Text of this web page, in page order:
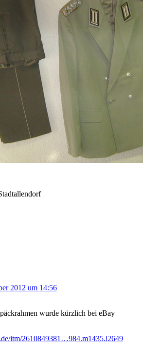
2012 um 14:56
wurde kürzlich bei eBay
itm/2610849381…984.m1435.l2649